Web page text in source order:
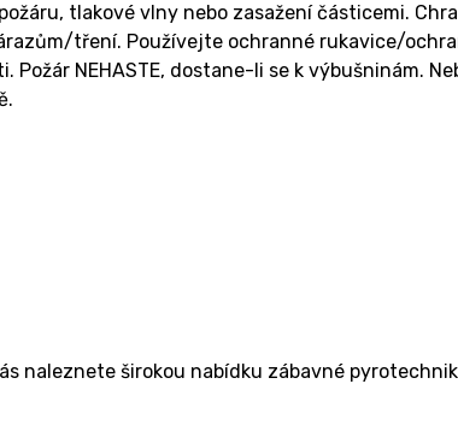
tlakové vlny nebo zasažení částicemi.
tření. Používejte ochranné rukavice/
NEHASTE, dostane-li se k výbušninám.
naleznete širokou nabídku zábavné